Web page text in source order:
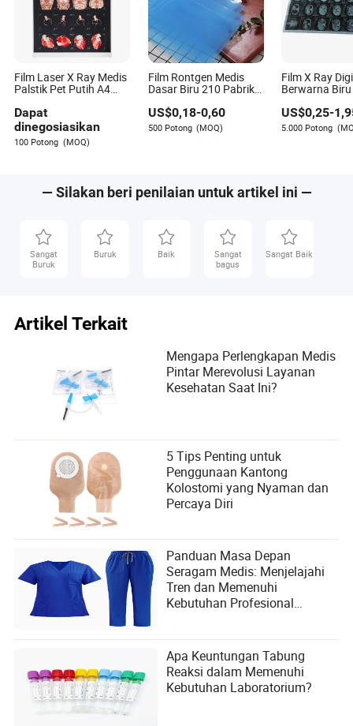
pengembangan produk. Dengan pemahaman
mendalam tentang sektor ini, Tony memberikan
wawasan berharga tentang lanskap inovasi
perawatan kesehatan yang terus berkembang.
Keahliannya membantu pembaca tetap terinformasi
tentang kemajuan terbaru, membuat topik yang
kompleks dapat diakses oleh khalayak luas.
Film Laser X Ray Medis
Palstik Pet Putih A4
Dapat
dinegosiasikan
100 Potong (MOQ)
Film Rontgen Medis
Dasar Biru 210 Pabrik
Sumber Daya
US$0,18-0,60
500 Potong (MOQ)
Film X Ray
Berwarna
untuk Agfa
5302
US$0,25-
5.000 Potong
— Silakan beri penilaian untuk artikel ini —
Sangat
Buruk
Buruk Baik
Sangat
bagus
Sangat Baik
Artikel Terkait
Mengapa Perlengkapan Medis
Pintar Merevolusi Layanan
Kesehatan Saat Ini?
5 Tips Penting untuk
Penggunaan Kantong
Kolostomi yang Nyaman dan
Percaya Diri
Panduan Masa Depan
Seragam Medis: Menjelajahi
Tren dan Memenuhi
Kebutuhan Profesional
Apa Keuntungan Tabung
Reaksi dalam Memenuhi
Kebutuhan Laboratorium?